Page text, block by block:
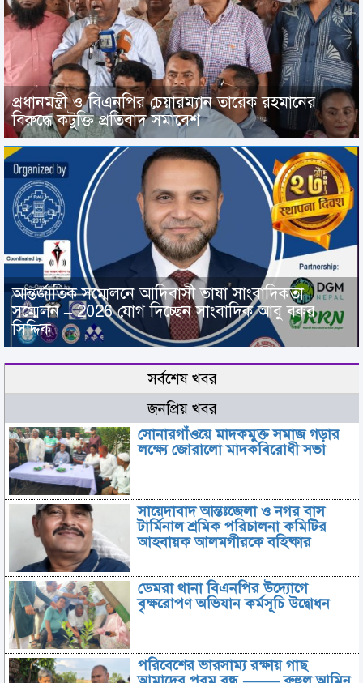
প্রধানমন্ত্রী ও বিএনপির চেয়ারম্যান তারেক রহমানের
বিরুদ্ধে কটুক্তি প্রতিবাদ সমাবেশ
আন্তর্জাতিক সম্মেলনে আদিবাসী ভাষা সাংবাদিকতা
সম্মেলন – 2026 যোগ দিচ্ছেন সাংবাদিক আবু বকর
সিদ্দিক
সর্বশেষ খবর
জনপ্রিয় খবর
সোনারগাঁওয়ে মাদকমুক্ত সমাজ গড়ার
লক্ষ্যে জোরালো মাদকবিরোধী সভা
সায়েদাবাদ আন্তঃজেলা ও নগর বাস
টার্মিনাল শ্রমিক পরিচালনা কমিটির
আহবায়ক আলমগীরকে বহিষ্কার
ডেমরা থানা বিএনপির উদ্যোগে
বৃক্ষরোপণ অভিযান কর্মসূচি উদ্বোধন
পরিবেশের ভারসাম্য রক্ষায় গাছ